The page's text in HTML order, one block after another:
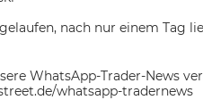
nach nur einem Tag
WhatsApp-Trader-News
whatsapp-tradernews